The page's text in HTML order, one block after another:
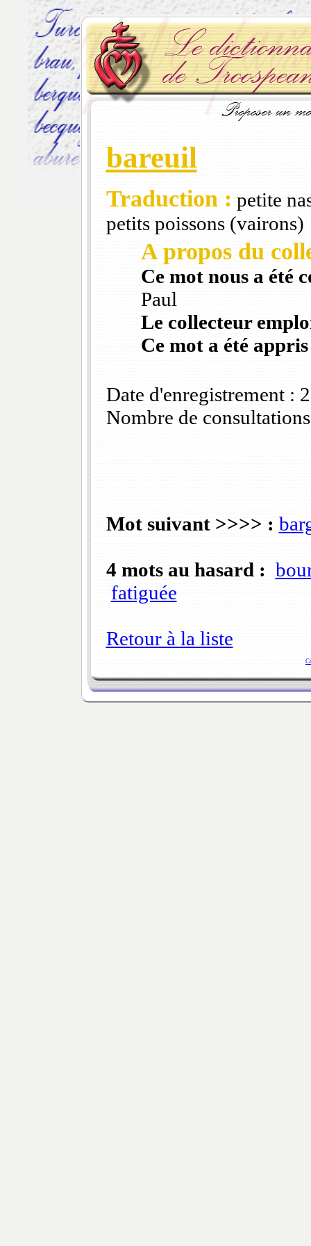
bareuil
Traduction : petite
petits poissons (vairons)
A propos du
Ce mot nous a été
Paul
Le collecteur
Ce mot a été
Date d'enregistrement :
Nombre de
Mot suivant >>>> :
4 mots au hasard :
fatiguée
Retour à la liste